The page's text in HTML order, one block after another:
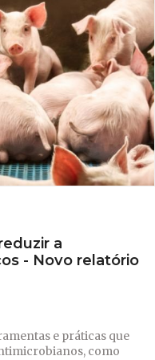
a
- Novo relatório
e práticas que
como